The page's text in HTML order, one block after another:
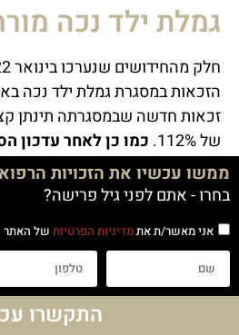
גמלת ילד נכה מורחבת
הזכאות במסגרת גמלת ילד נכה
זכאות חדשה שבמסגרתה תינתן
של 112%.
הסכום עומד על 4,137 ש"ח
.
תנאי הזכות לגמלה הנ"ל הוא לפי
לקבל את הזכאות לקצבה
גמלת ילד נכה
ממשו עכשיו את הזכויות
בחרו - אתם לפני גיל פרישה?
אני מאשר/ת אתמדיניות הפרטיות של האתר
התקשרו